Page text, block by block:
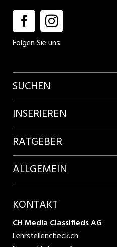
Folgen Sie uns
SUCHEN
Firmenprofile entdecken
Lehrstellen suchen
INSERIEREN
Kundenlogin
Inserieren
Produkte
RATGEBER
Lehrberufe entdecken
ALLGEMEIN
AGB
Datenschutzbestimmungen
KONTAKT
CH Media Classifieds AG
Lehrstellencheck.ch